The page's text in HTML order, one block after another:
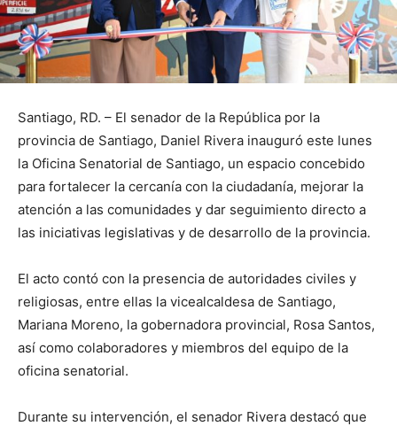
Santiago, RD. – El senador de la República por la
provincia de Santiago, Daniel Rivera inauguró este lunes
la Oficina Senatorial de Santiago, un espacio concebido
para fortalecer la cercanía con la ciudadanía, mejorar la
atención a las comunidades y dar seguimiento directo a
las iniciativas legislativas y de desarrollo de la provincia.
El acto contó con la presencia de autoridades civiles y
religiosas, entre ellas la vicealcaldesa de Santiago,
Mariana Moreno, la gobernadora provincial, Rosa Santos,
así como colaboradores y miembros del equipo de la
oficina senatorial.
Durante su intervención, el senador Rivera destacó que